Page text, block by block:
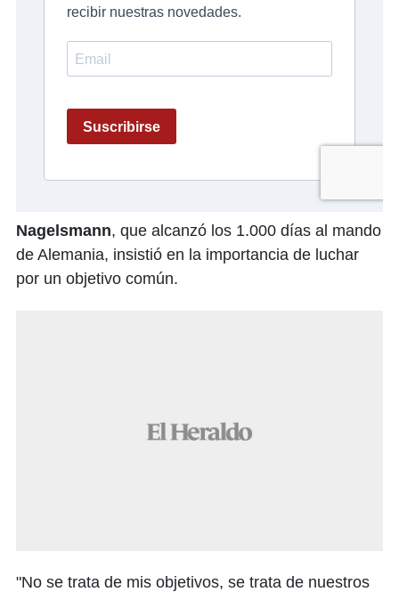
Nagelsmann, que alcanzó los 1.000 días al mando
de Alemania, insistió en la importancia de luchar
por un objetivo común.
"No se trata de mis objetivos, se trata de nuestros